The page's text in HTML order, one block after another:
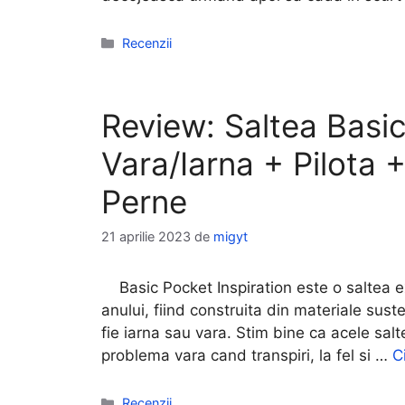
Categorii
Recenzii
Review: Saltea
Vara/Iarna + Pilota
Perne
21 aprilie 2023 de migyt
Basic Pocket Inspiration este o saltea
anului, fiind construita din materiale
fie iarna sau vara. Stim bine ca acele
problema vara cand transpiri, la fel si …